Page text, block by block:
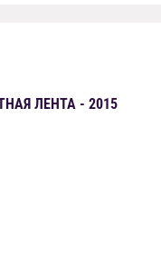
ЛЕНТА - 2015